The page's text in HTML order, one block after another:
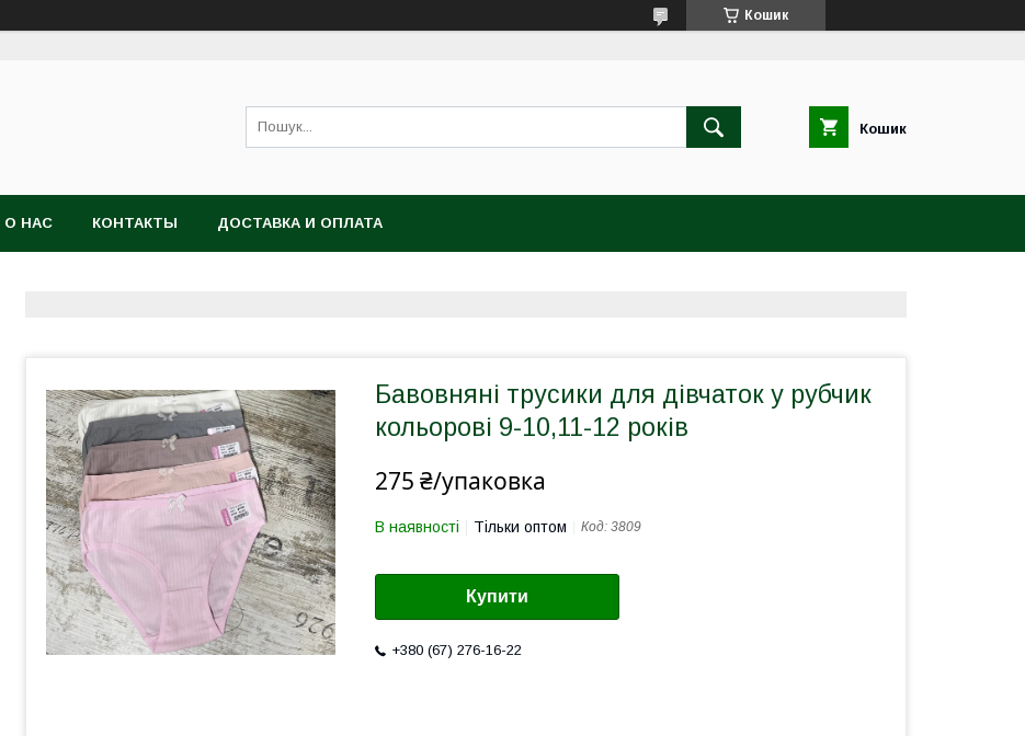
Кошик
Кошик
О НАС КОНТАКТЫ ДОСТАВКА И ОПЛАТА
Бавовняні трусики для дівчаток у рубчик
кольорові 9-10,11-12 років
275 ₴/упаковка
В наявності Тільки оптом Код: 3809
Купити
+380 (67) 276-16-22